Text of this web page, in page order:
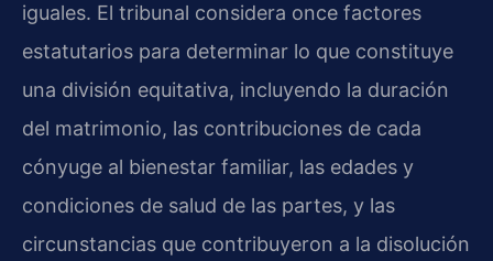
iguales. El tribunal considera once factores
estatutarios para determinar lo que constituye
una división equitativa, incluyendo la duración
del matrimonio, las contribuciones de cada
cónyuge al bienestar familiar, las edades y
condiciones de salud de las partes, y las
circunstancias que contribuyeron a la disolución